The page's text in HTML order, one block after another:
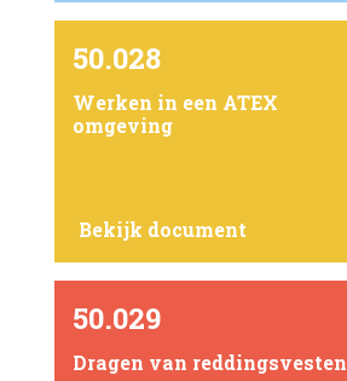
50.028
Werken in een ATEX
omgeving
Bekijk document
50.029
Dragen van reddingsvesten